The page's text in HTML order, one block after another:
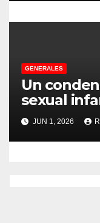
GENERALES
Un
sexual
Servicio
Rioja
JUN 1, 2026